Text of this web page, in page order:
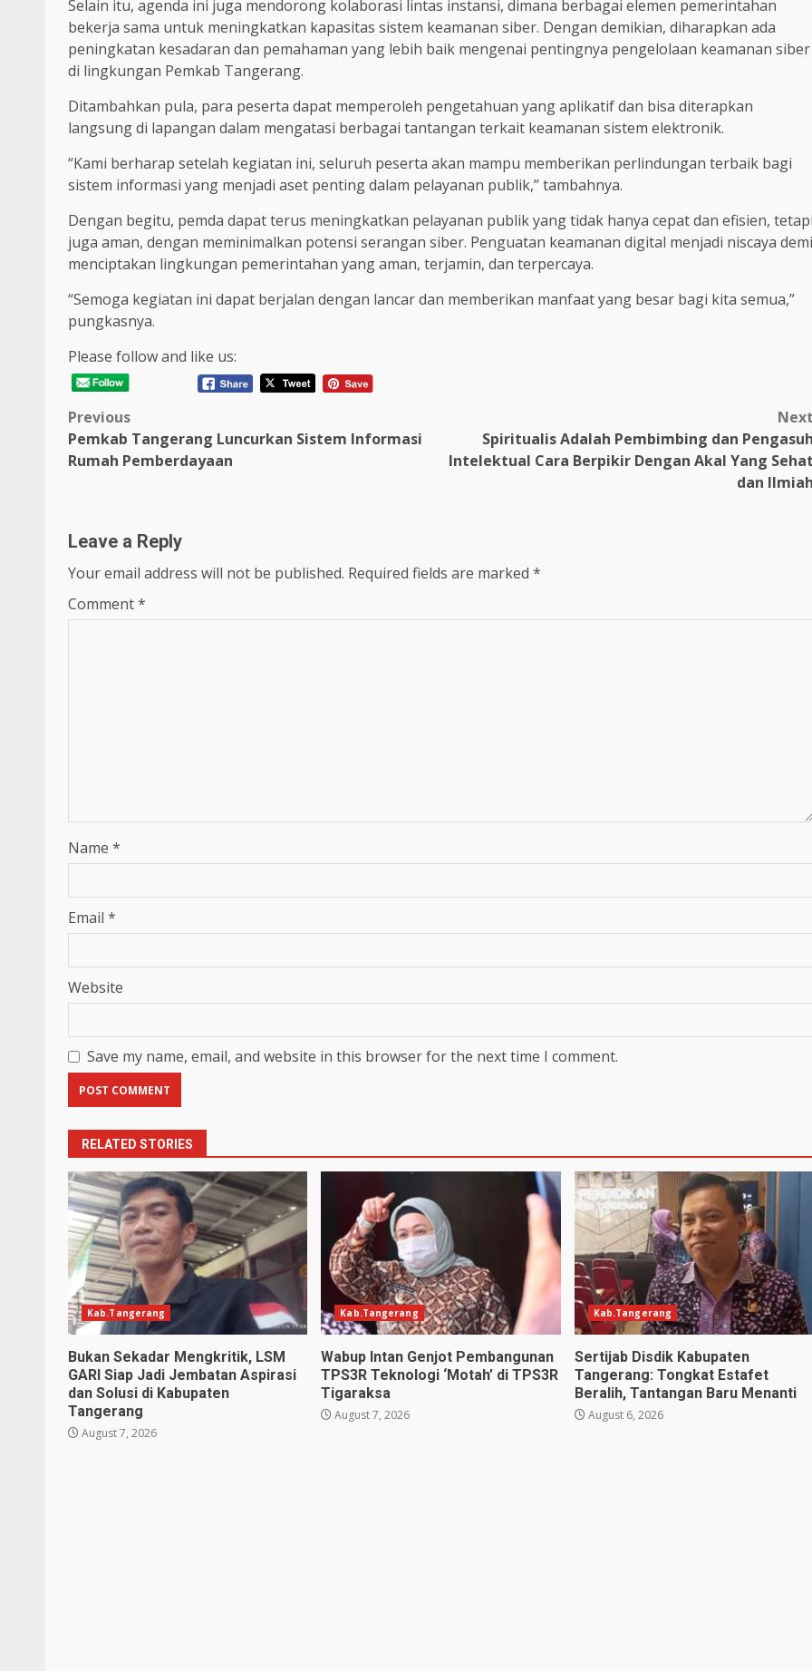
Selain itu, agenda ini juga mendorong kolaborasi lintas instansi, dimana berbagai elemen pemerintahan
bekerja sama untuk meningkatkan kapasitas sistem keamanan siber. Dengan demikian, diharapkan ada
peningkatan kesadaran dan pemahaman yang lebih baik mengenai pentingnya pengelolaan keamanan siber
di lingkungan Pemkab Tangerang.
Ditambahkan pula, para peserta dapat memperoleh pengetahuan yang aplikatif dan bisa diterapkan
langsung di lapangan dalam mengatasi berbagai tantangan terkait keamanan sistem elektronik.
“Kami berharap setelah kegiatan ini, seluruh peserta akan mampu memberikan perlindungan terbaik bagi
sistem informasi yang menjadi aset penting dalam pelayanan publik,” tambahnya.
Dengan begitu, pemda dapat terus meningkatkan pelayanan publik yang tidak hanya cepat dan efisien,
juga aman, dengan meminimalkan potensi serangan siber. Penguatan keamanan digital menjadi niscaya demi
menciptakan lingkungan pemerintahan yang aman, terjamin, dan terpercaya.
“Semoga kegiatan ini dapat berjalan dengan lancar dan memberikan manfaat yang besar bagi kita semua,”
pungkasnya.
Please follow and like us:
Post
navigation
Previous
Pemkab Tangerang Luncurkan Sistem Informasi
Rumah Pemberdayaan
Spiritualis Adalah Pembimbing dan
Intelektual Cara Berpikir Dengan Akal Yang
dan
Leave a Reply
Your email address will not be published. Required fields are marked *
Comment*
Name *
Email *
Website
Save my name, email, and website in this browser for the next time I comment.
RELATED STORIES
Kab.Tangerang
Bukan Sekadar Mengkritik, LSM
GARI Siap Jadi Jembatan Aspirasi
dan Solusi di Kabupaten
Tangerang
August 7, 2026
Kab.Tangerang
Wabup Intan Genjot Pembangunan
TPS3R Teknologi ‘Motah’ di TPS3R
Tigaraksa
August 7, 2026
Kab.Tangerang
Sertijab Disdik Kabupaten
Tangerang: Tongkat Estafet
Beralih, Tantangan Baru Menanti
August 6, 2026